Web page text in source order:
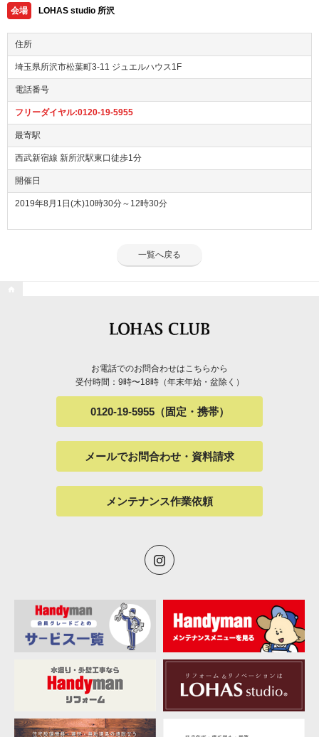
会場 LOHAS studio 所沢
住所
埼玉県所沢市松葉町3-11 ジュエルハウス1F
電話番号
フリーダイヤル:0120-19-5955
最寄駅
西武新宿線 新所沢駅東口徒歩1分
開催日
2019年8月1日(木)10時30分～12時30分
一覧へ戻る
お電話でのお問合わせはこちらから
受付時間：9時〜18時（年末年始・盆除く）
0120-19-5955（固定・携帯）
メールでお問合わせ・資料請求
メンテナンス作業依頼